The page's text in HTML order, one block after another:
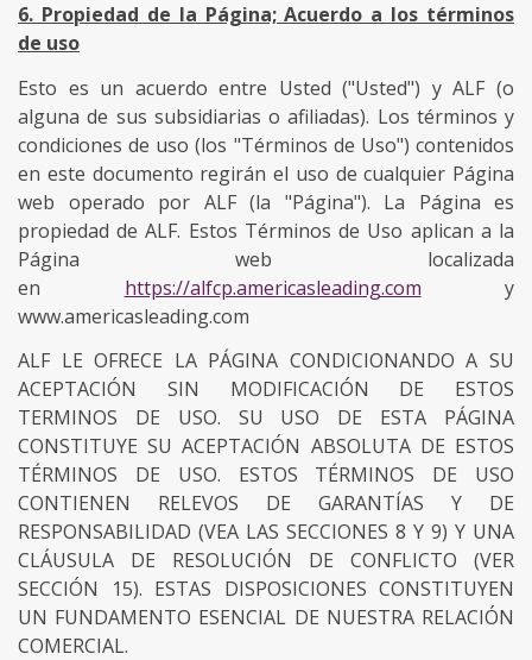
6. Propiedad de la Página; Acuerdo a los términos
de uso
Esto es un acuerdo entre Usted ("Usted") y ALF (o
alguna de sus subsidiarias o afiliadas). Los términos y
condiciones de uso (los "Términos de Uso") contenidos
en este documento regirán el uso de cualquier Página
web operado por ALF (la "Página"). La Página es
propiedad de ALF. Estos Términos de Uso aplican a la
Página web localizada
en https://alfcp.americasleading.com y
www.americasleading.com
ALF LE OFRECE LA PÁGINA CONDICIONANDO A SU
ACEPTACIÓN SIN MODIFICACIÓN DE ESTOS
TERMINOS DE USO. SU USO DE ESTA PÁGINA
CONSTITUYE SU ACEPTACIÓN ABSOLUTA DE ESTOS
TÉRMINOS DE USO. ESTOS TÉRMINOS DE USO
CONTIENEN RELEVOS DE GARANTÍAS Y DE
RESPONSABILIDAD (VEA LAS SECCIONES 8 Y 9) Y UNA
CLÁUSULA DE RESOLUCIÓN DE CONFLICTO (VER
SECCIÓN 15). ESTAS DISPOSICIONES CONSTITUYEN
UN FUNDAMENTO ESENCIAL DE NUESTRA RELACIÓN
COMERCIAL.